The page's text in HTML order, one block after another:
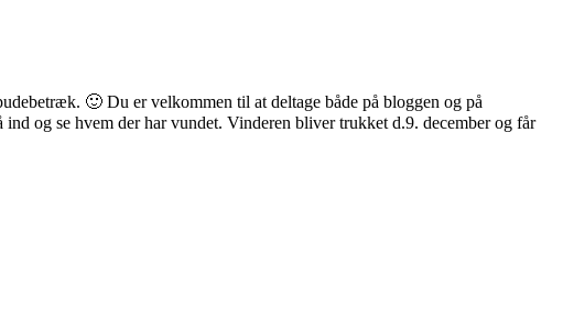
🙂 Du er velkommen til at deltage både på bloggen og på
og se hvem der har vundet. Vinderen bliver trukket d.9. december og får